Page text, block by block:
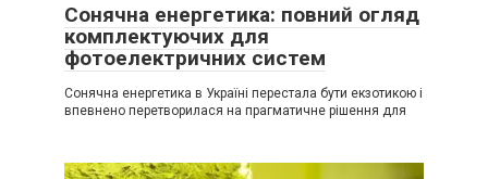
Сонячна енергетика: повний огляд
комплектуючих для
фотоелектричних систем
Сонячна енергетика в Україні перестала бути екзотикою і
впевнено перетворилася на прагматичне рішення для